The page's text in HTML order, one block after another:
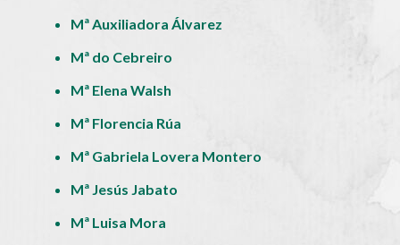
Mª Auxiliadora Álvarez
Mª do Cebreiro
Mª Elena Walsh
Mª Florencia Rúa
Mª Gabriela Lovera Montero
Mª Jesús Jabato
Mª Luisa Mora